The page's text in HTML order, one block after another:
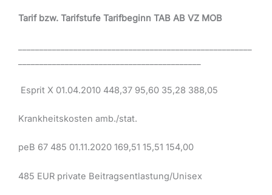
Tarif bzw. Tarifstufe Tarifbeginn TAB AB VZ MOB
Esprit X 01.04.2010 448,37 95,60 35,28 388,05
Krankheitskosten amb./stat.
peB 67 485 01.11.2020 169,51 15,51 154,00
485 EUR private Beitragsentlastung/Unisex